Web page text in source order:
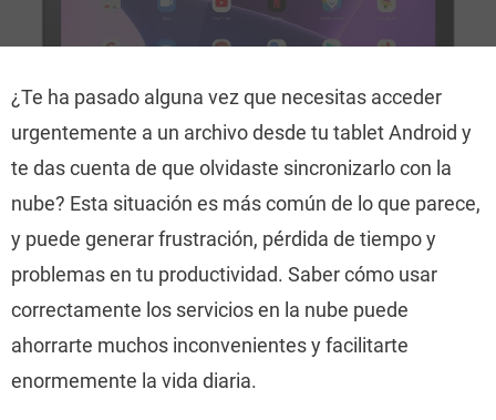
¿Te ha pasado alguna vez que necesitas acceder
urgentemente a un archivo desde tu tablet Android y
te das cuenta de que olvidaste sincronizarlo con la
nube? Esta situación es más común de lo que parece,
y puede generar frustración, pérdida de tiempo y
problemas en tu productividad. Saber cómo usar
correctamente los servicios en la nube puede
ahorrarte muchos inconvenientes y facilitarte
enormemente la vida diaria.